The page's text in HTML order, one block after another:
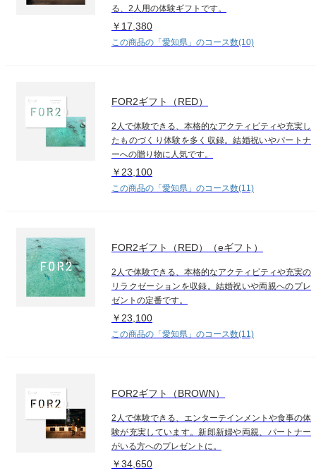
る、2人用の体験ギフトです。
￥17,380
この商品の「愛知県」のコース数(10)
FOR2ギフト（RED）
2人で体験できる、本格的なアクティビティや充実し
たものづくり体験を多く収録。結婚祝いやパートナ
ーへの贈り物に人気です。
￥23,100
この商品の「愛知県」のコース数(11)
FOR2ギフト（RED）（eギフト）
2人で体験できる、本格的なアクティビティや充実の
リラクゼーションを収録。結婚祝いや両親へのプレ
ゼントの定番です。
￥23,100
この商品の「愛知県」のコース数(11)
FOR2ギフト（BROWN）
2人で体験できる、エンターテインメントや食事の体
験が充実しています。新郎新婦や両親、パートナー
がいる方へのプレゼントに。
￥34,650